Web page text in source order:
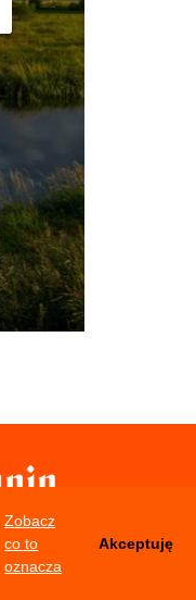
Zobacz
co to
oznacza
Akceptuję
Marketing
Kontakt